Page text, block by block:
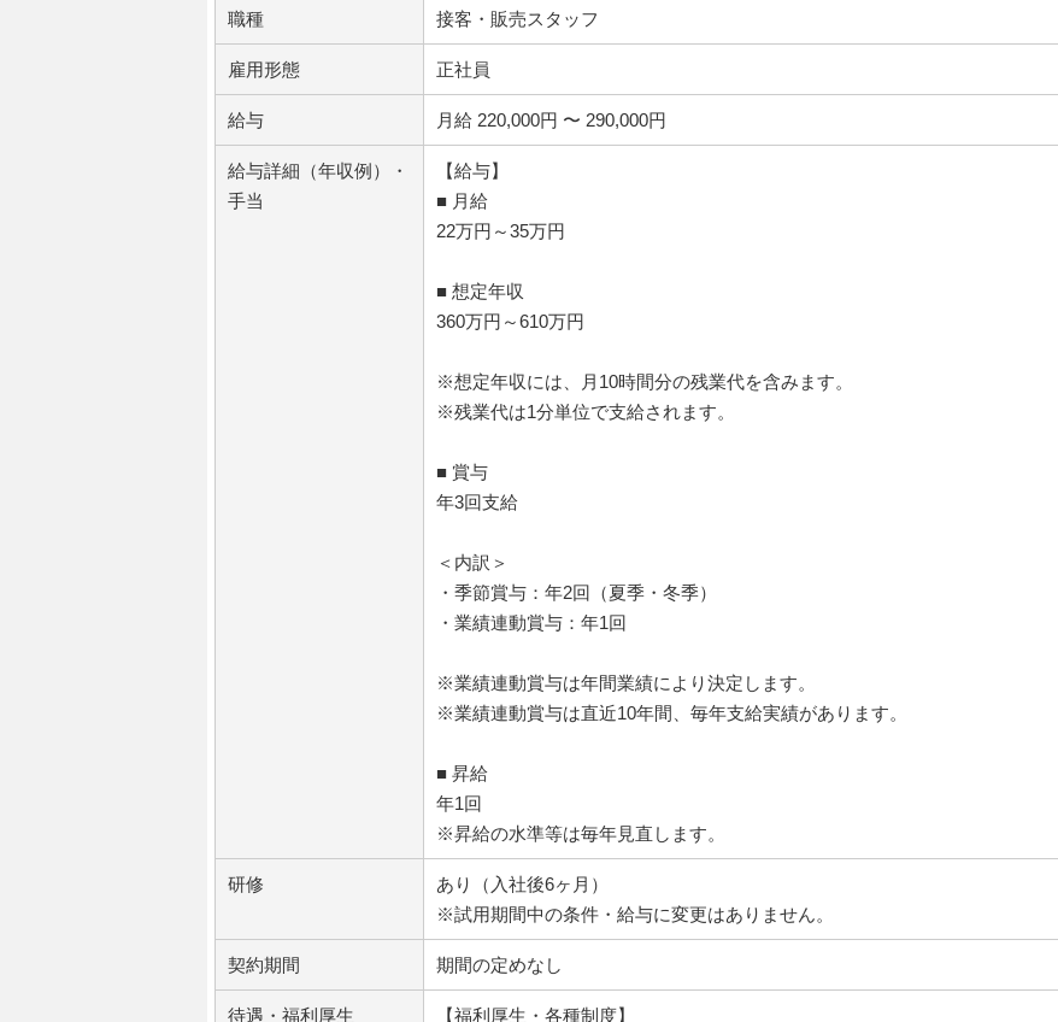
職種 接客・販売スタッフ
雇用形態 正社員
給与 月給 220,000円 〜 290,000円
給与詳細（年収例）・
手当
【給与】
■ 月給
22万円～35万円
■ 想定年収
360万円～610万円
※想定年収には、月10時間分の残業代を含みます。
※残業代は1分単位で支給されます。
■ 賞与
年3回支給
＜内訳＞
・季節賞与：年2回（夏季・冬季）
・業績連動賞与：年1回
※業績連動賞与は年間業績により決定します。
※業績連動賞与は直近10年間、毎年支給実績があります。
■ 昇給
年1回
※昇給の水準等は毎年見直します。
研修
あり（入社後6ヶ月）
※試用期間中の条件・給与に変更はありません。
契約期間 期間の定めなし
待遇・福利厚生 【福利厚生・各種制度】